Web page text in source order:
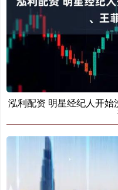
泓利配资 明星经纪人开